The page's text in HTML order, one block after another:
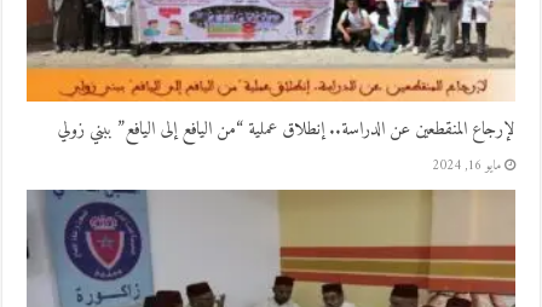
لإرجاع المنقطعين عن الدراسة.. إنطلاق عملية “من اليافع إلى اليافع” ببني زولي
مايو 16, 2024